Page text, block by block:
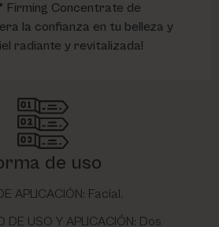
Firming Concentrate de
la confianza en tu belleza y
radiante y revitalizada!
de uso
APLICACIÓN: Facial.
DE USO Y APLICACIÓN: Dos